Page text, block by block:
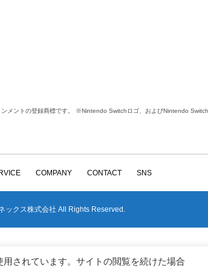
メントの登録商標です。 ※Nintendo Switchロゴ、およびNintendo Switch
COMPANY CONTACT SNS
ックス株式会社 All Rights Reserved.
されています。サイトの閲覧を続けた場合